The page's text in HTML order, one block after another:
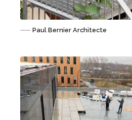
Paul Bernier Architecte